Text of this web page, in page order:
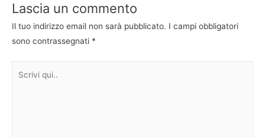
Lascia un commento
Il tuo indirizzo email non sarà pubblicato. I campi obbligatori
sono contrassegnati *